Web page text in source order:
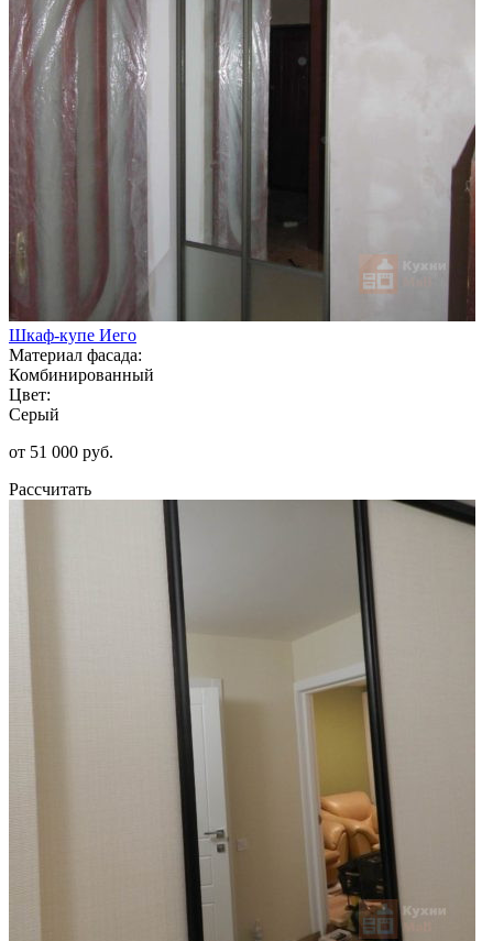
Шкаф-купе Иего
Материал фасада:
Комбинированный
Цвет:
Серый
от 51 000 руб.
Рассчитать